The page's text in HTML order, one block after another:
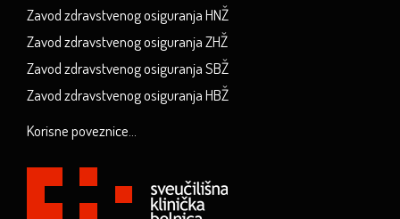
Zavod zdravstvenog osiguranja HNŽ
Zavod zdravstvenog osiguranja ZHŽ
Zavod zdravstvenog osiguranja SBŽ
Zavod zdravstvenog osiguranja HBŽ
Korisne poveznice...